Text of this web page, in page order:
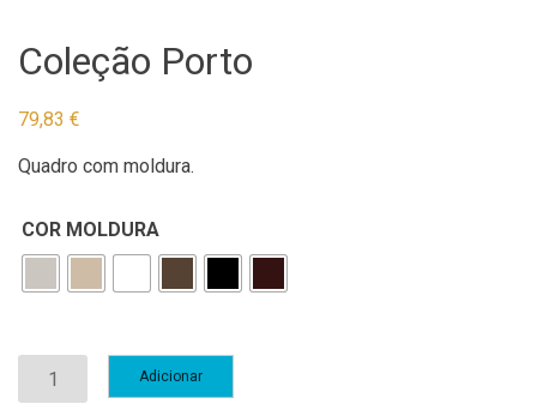
Coleção Porto
79,83 €
Quadro com moldura.
COR MOLDURA
Quantidade
de
Adicionar